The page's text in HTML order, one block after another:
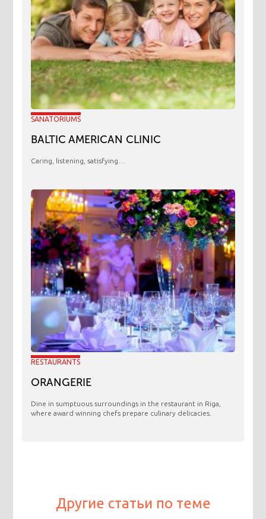
SANATORIUMS
BALTIC AMERICAN CLINIC
Caring, listening, satisfying…
RESTAURANTS
ORANGERIE
​Dine in sumptuous surroundings in the restaurant in Riga,
where award winning chefs prepare culinary delicacies.
Другие статьи по теме